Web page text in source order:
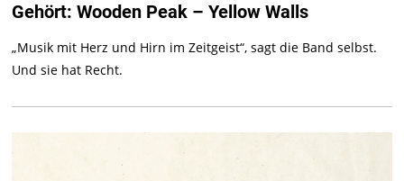
Gehört: Wooden Peak – Yellow Walls
„Musik mit Herz und Hirn im Zeitgeist“, sagt die Band selbst.
Und sie hat Recht.